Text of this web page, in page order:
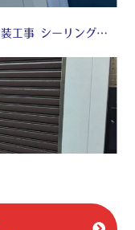
【名古屋市千種区】屋根塗装工事 外壁塗装工事 シーリング工事 付帯部塗装工事 防水工事 ♧